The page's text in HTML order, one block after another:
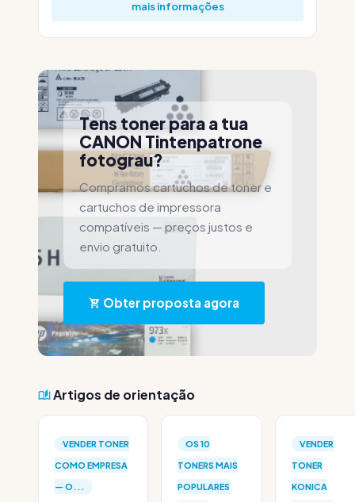
mais informações
Tens toner para a tua
CANON Tintenpatrone
fotograu?
Compramos cartuchos de toner e
cartuchos de impressora
compatíveis — preços justos e
envio gratuito.
Obter proposta agora
Artigos de orientação
VENDER TONER
COMO EMPRESA
— O...
OS 10
TONERS MAIS
POPULARES
VENDER
TONER
KONICA